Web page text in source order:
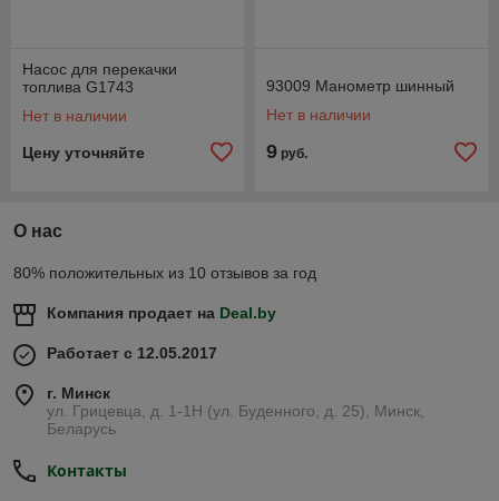
Насос для перекачки
топлива G1743
Нет в наличии
Цену уточняйте
93009 Манометр шинный
Нет в наличии
9 руб.
О нас
80% положительных из 10 отзывов за год
Компания продает на Deal.by
Работает с 12.05.2017
г. Минск
ул. Грицевца, д. 1-1Н (ул. Буденного, д. 25), Минск,
Беларусь
Контакты